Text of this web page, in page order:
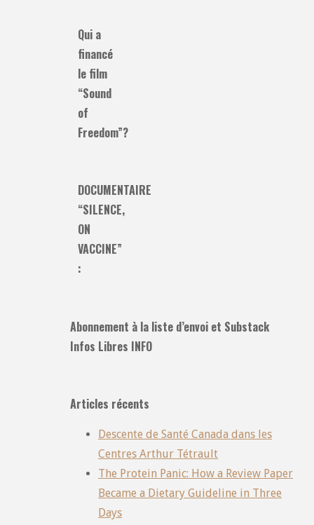
Qui a
financé
le film
“Sound
of
Freedom”?
DOCUMENTAIRE
“SILENCE,
ON
VACCINE”
:
Abonnement à la liste d’envoi et Substack
Infos Libres INFO
Articles récents
Descente de Santé Canada dans les
Centres Arthur Tétrault
The Protein Panic: How a Review Paper
Became a Dietary Guideline in Three
Days